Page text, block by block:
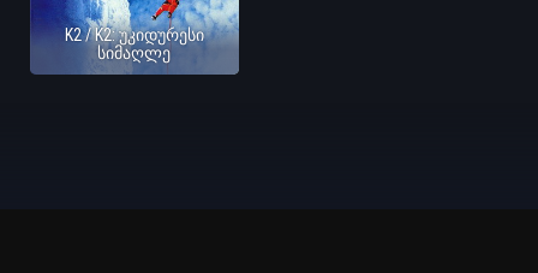
K2 / K2: უკიდურესი
სიმაღლე